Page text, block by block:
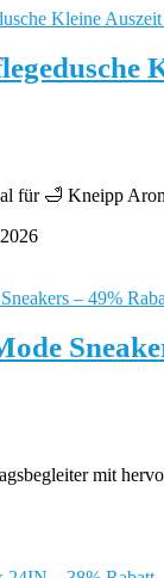
für 🛁 Kneipp
mit